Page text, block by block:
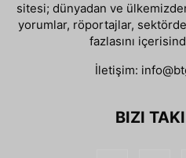
sitesi; dünyadan ve
yorumlar, röportajlar,
fazlasını
İletişim:
BIZI